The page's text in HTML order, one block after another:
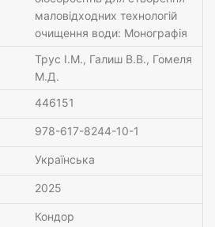
маловідходних технологій
очищення води: Монографія
Трус І.М., Галиш В.В., Гомеля
М.Д.
446151
978-617-8244-10-1
Українська
2025
Кондор